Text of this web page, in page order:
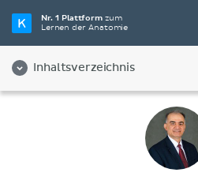
Nr. 1 Plattformzum
Lernen der Anatomie
Inhaltsverzeichnis